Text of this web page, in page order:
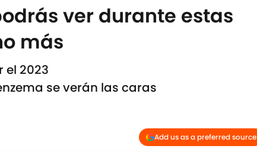
ver durante estas
más
2023
se verán las caras
Add us as a preferred source